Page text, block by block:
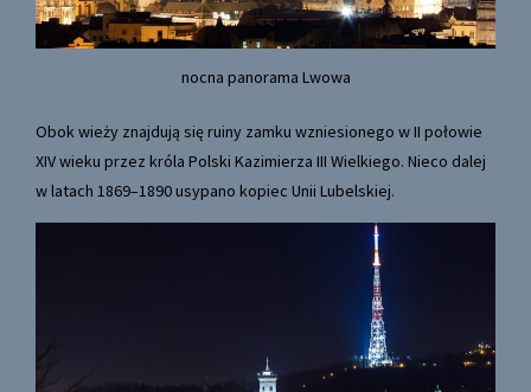
nocna panorama Lwowa
Obok wieży znajdują się ruiny zamku wzniesionego w II połowie
XIV wieku przez króla Polski Kazimierza III Wielkiego. Nieco dalej
w latach 1869–1890 usypano kopiec Unii Lubelskiej.